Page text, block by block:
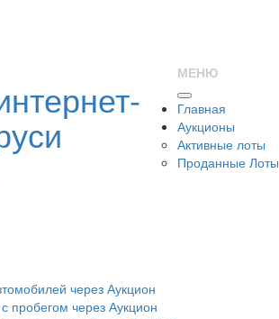
МЕНЮ
Главная
Аукционы
Активные лоты
Проданные Лоты
через Аукцион
пробегом через Аукцион